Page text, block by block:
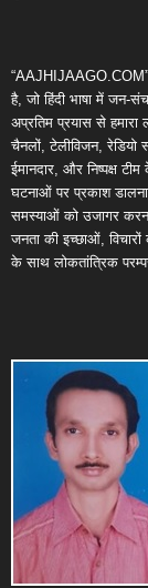
है, जो हिंदी भाषा में जन-
अप्रतिम प्रयास से हमारा
चैनलों, टेलीविजन, रेडियो
ईमानदार, और निष्पक्ष
घटनाओं पर प्रकाश
समस्याओं को उजागर
जनता की इच्छाओं,
के साथ लोकतांत्रिक